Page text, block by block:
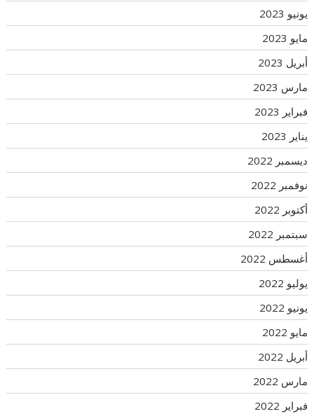
يونيو 2023
مايو 2023
أبريل 2023
مارس 2023
فبراير 2023
يناير 2023
ديسمبر 2022
نوفمبر 2022
أكتوبر 2022
سبتمبر 2022
أغسطس 2022
يوليو 2022
يونيو 2022
مايو 2022
أبريل 2022
مارس 2022
فبراير 2022